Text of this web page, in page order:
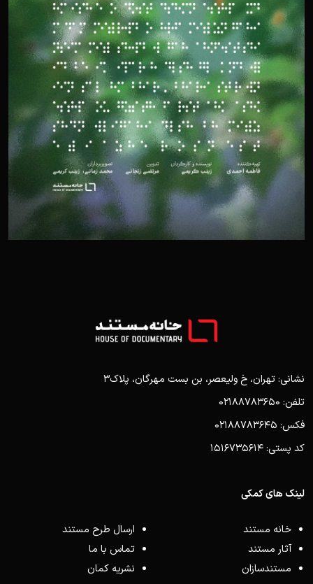
نشانی: تهران، خ ولیعصر، بن بست مهرگان، پلاک3
تلفن: 02188783650
فکس: 02188783645
کد پستی: 1516735614
لینک های کمکی
خانه مستند
آثار مستند
مستندسازان
ارسال طرح مستند
تماس با ما
نشریه کمان